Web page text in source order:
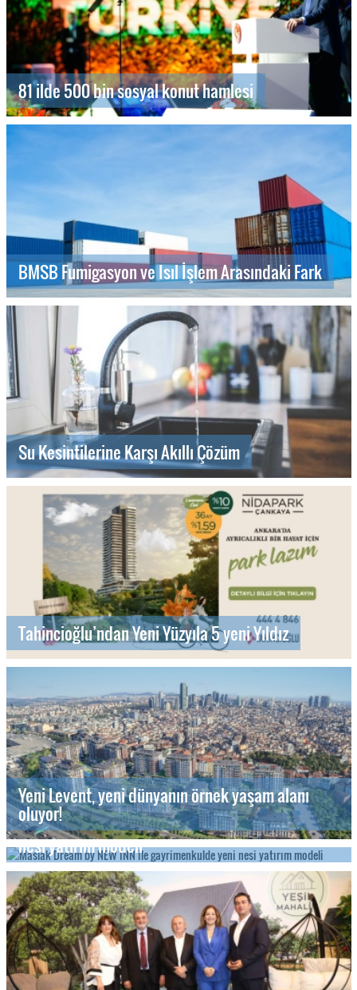
81 ilde 500 bin sosyal konut hamlesi
BMSB Fumigasyon ve Isıl İşlem Arasındaki Fark
Su Kesintilerine Karşı Akıllı Çözüm
Tahincioğlu’ndan Yeni Yüzyıla 5 yeni Yıldız
Yeni Levent, yeni dünyanın örnek yaşam alanı
oluyor!
Maslak Dream by NEW INN ile gayrimenkulde yeni
nesi yatırım modeli